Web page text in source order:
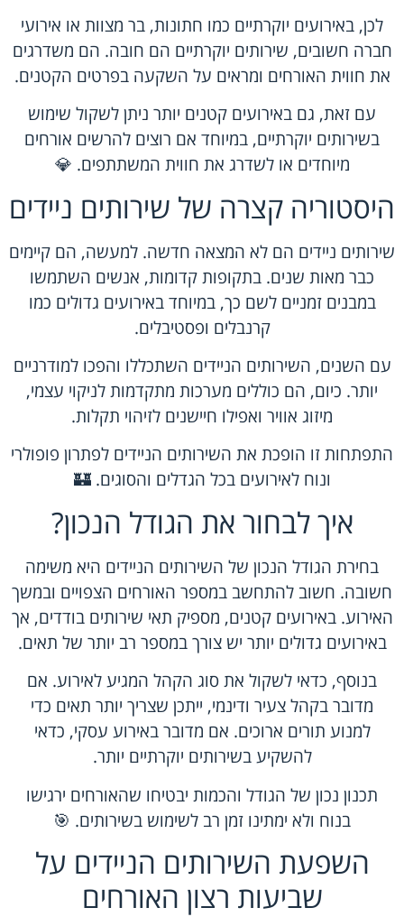
לכן, באירועים יוקרתיים כמו חתונות, בר מצוות או אירועי
חברה חשובים, שירותים יוקרתיים הם חובה. הם משדרגים
את חווית האורחים ומראים על השקעה בפרטים הקטנים.
עם זאת, גם באירועים קטנים יותר ניתן לשקול שימוש
בשירותים יוקרתיים, במיוחד אם רוצים להרשים אורחים
מיוחדים או לשדרג את חווית המשתתפים. 💎
היסטוריה קצרה של שירותים ניידים
שירותים ניידים הם לא המצאה חדשה. למעשה, הם קיימים
כבר מאות שנים. בתקופות קדומות, אנשים השתמשו
במבנים זמניים לשם כך, במיוחד באירועים גדולים כמו
קרנבלים ופסטיבלים.
עם השנים, השירותים הניידים השתכללו והפכו למודרניים
יותר. כיום, הם כוללים מערכות מתקדמות לניקוי עצמי,
מיזוג אוויר ואפילו חיישנים לזיהוי תקלות.
התפתחות זו הופכת את השירותים הניידים לפתרון פופולרי
ונוח לאירועים בכל הגדלים והסוגים. 🏰
איך לבחור את הגודל הנכון?
בחירת הגודל הנכון של השירותים הניידים היא משימה
חשובה. חשוב להתחשב במספר האורחים הצפויים ובמשך
האירוע. באירועים קטנים, מספיק תאי שירותים בודדים, אך
באירועים גדולים יותר יש צורך במספר רב יותר של תאים.
בנוסף, כדאי לשקול את סוג הקהל המגיע לאירוע. אם
מדובר בקהל צעיר ודינמי, ייתכן שצריך יותר תאים כדי
למנוע תורים ארוכים. אם מדובר באירוע עסקי, כדאי
להשקיע בשירותים יוקרתיים יותר.
תכנון נכון של הגודל והכמות יבטיחו שהאורחים ירגישו
בנוח ולא ימתינו זמן רב לשימוש בשירותים. 🎯
השפעת השירותים הניידים על
שביעות רצון האורחים